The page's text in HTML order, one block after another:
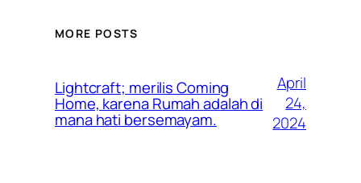
MORE POSTS
Lightcraft; merilis Coming
Home, karena Rumah adalah di
mana hati bersemayam.
April
24,
2024